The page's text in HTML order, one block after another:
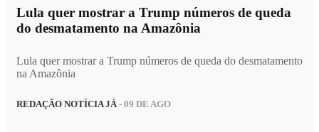
Lula quer mostrar a Trump números de queda
do desmatamento na Amazônia
Lula quer mostrar a Trump números de queda do desmatamento
na Amazônia
REDAÇÃO NOTÍCIA JÁ- 09 DE AGO